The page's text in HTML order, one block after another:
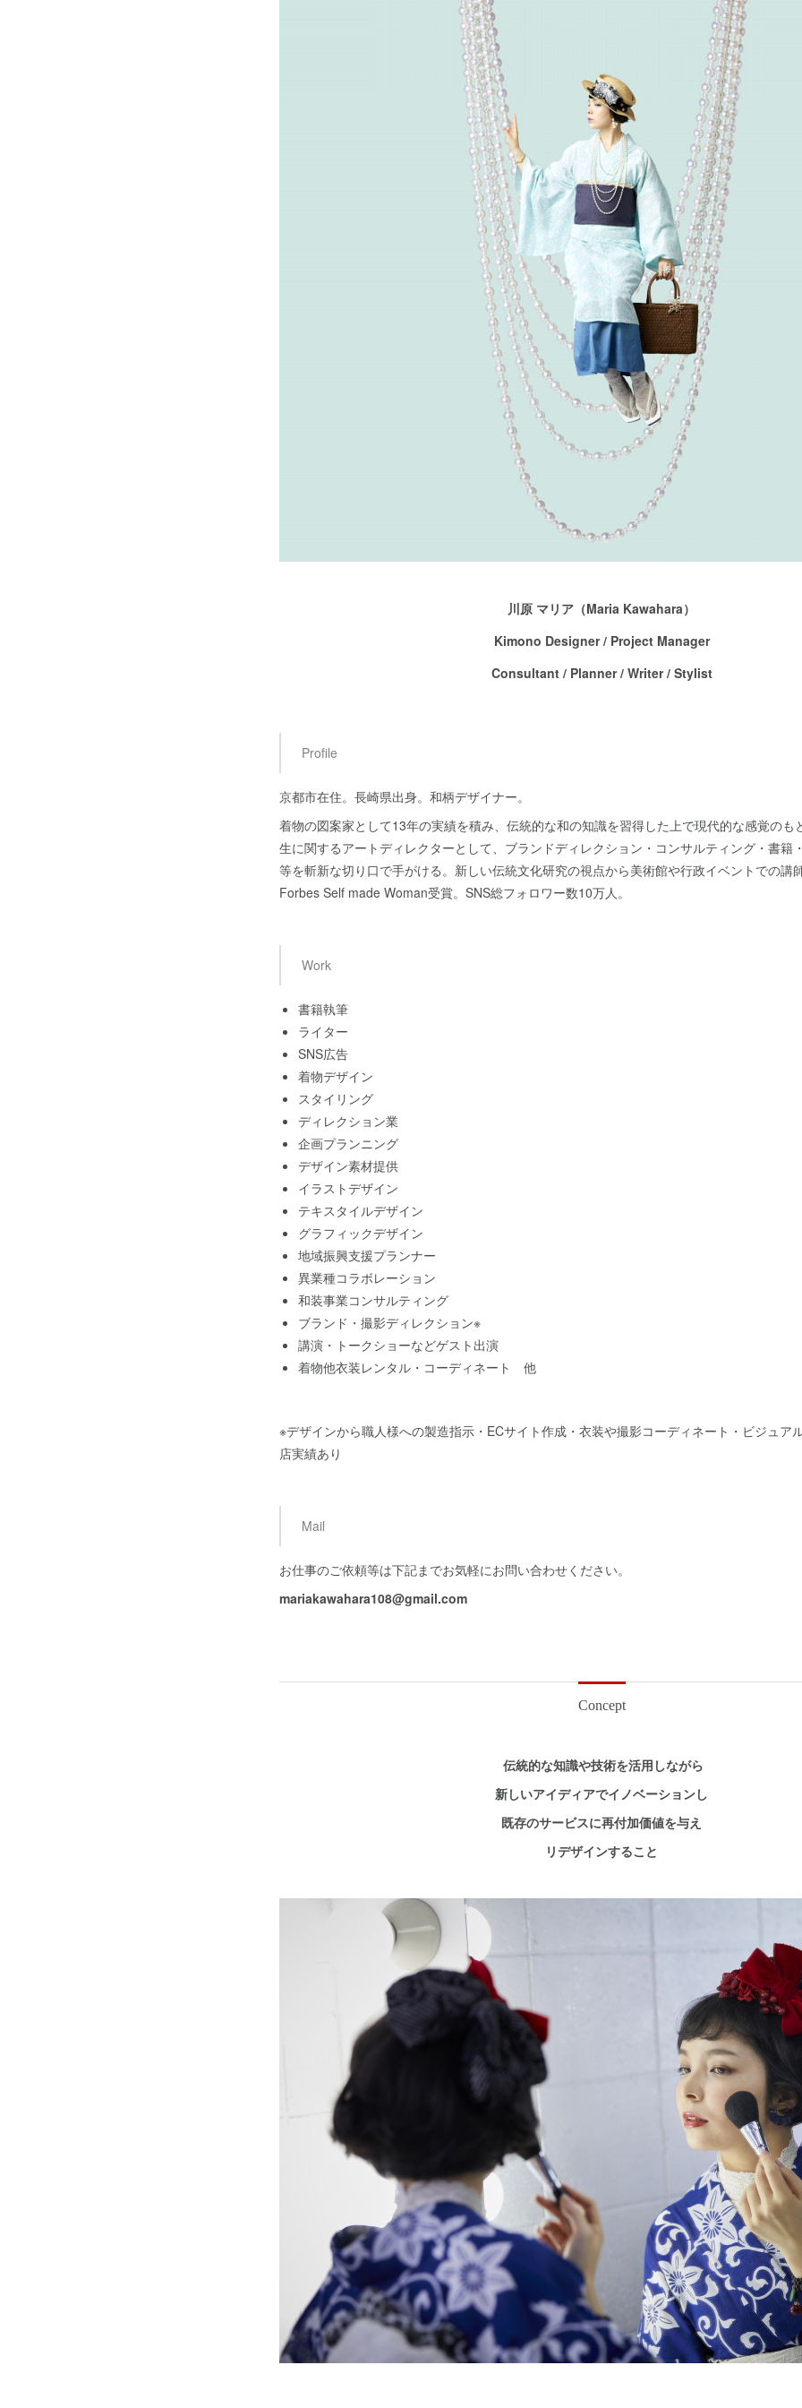
川原 マリア（Maria Kawahara）
Kimono Designer / Project Manager
Consultant / Planner / Writer / Stylist
Profile
京都市在住。長崎県出身。和柄デザイナー。
着物の図案家として13年の実績を積み、伝統的な和の知識を習得した上で現代的な感覚のも
生に関するアートディレクターとして、ブランドディレクション・コンサルティング・書籍
等を斬新な切り口で手がける。新しい伝統文化研究の視点から美術館や行政イベントでの講
Forbes Self made Woman受賞。SNS総フォロワー数10万人。
Work
書籍執筆
ライター
SNS広告
着物デザイン
スタイリング
ディレクション業
企画プランニング
デザイン素材提供
イラストデザイン
テキスタイルデザイン
グラフィックデザイン
地域振興支援プランナー
異業種コラボレーション
和装事業コンサルティング
ブランド・撮影ディレクション※
講演・トークショーなどゲスト出演
着物他衣装レンタル・コーディネート 他
※デザインから職人様への製造指示・ECサイト作成・衣装や撮影コーディネート・ビジュア
店実績あり
Mail
お仕事のご依頼等は下記までお気軽にお問い合わせください。
mariakawahara108@gmail.com
Concept
伝統的な知識や技術を活用しながら
新しいアイディアでイノベーションし
既存のサービスに再付加価値を与え
リデザインすること